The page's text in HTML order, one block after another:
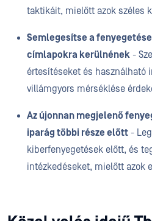
taktikáit, mielőtt azok széles
Semlegesítse a
címlapokra kerülnének -
értesítéseket és használható
villámgyors mérséklése
Az újonnan megjelenő
iparág többi része előtt -
kiberfenyegetések előtt, és
intézkedéseket, mielőtt azok